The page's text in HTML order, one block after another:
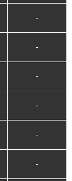
-
-
-
-
-
-